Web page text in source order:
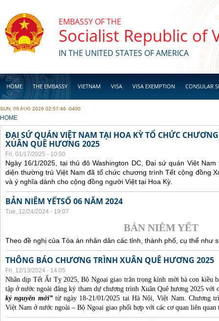
EMBASSY OF THE
Socialist Republic of
IN THE UNITED STATES OF AMERICA
HOME THE EMBASSY VIETNAM VISA VISA EXEMPTION CONSULAR
BUSINESS
SUN, 09 AUG 2026 02:57:46 -0400
YOU ARE HERE
HOME
ĐẠI SỨ QUÁN VIỆT NAM TẠI HOA KỲ TỔ CHỨC
XUÂN QUÊ HƯƠNG 2025
Fri, 01/17/2025 - 10:00
Ngày 16/1/2025, tại thủ đô Washington DC, Đại sứ quán Việt
diện thường trú Việt Nam đã tổ chức chương trình Tết cộng đồng
và ý nghĩa dành cho cộng đồng người Việt tại Hoa Kỳ.
BẢN NIÊM YẾTSỐ 06 NĂM 2024
Tue, 12/24/2024 - 19:07
BẢN NIÊM YẾT
Theo đề nghị của Tòa án nhân dân các tỉnh, thành phố, cụ thể như
THÔNG BÁO CHƯƠNG TRÌNH XUÂN QUÊ HƯƠNG 2025
Fri, 12/13/2024 - 14:05
Nhân dịp Tết Ất Tỵ 2025, Bộ Ngoại giao trân trọng kính mời bà con kiều
tập ở nước ngoài đăng ký tham dự chương trình Xuân Quê hương 2025 với
kỷ nguyên mới”từ ngày 18-21/01/2025 tại Hà Nội, Việt Nam. Chương
Việt Nam ở nước ngoài – Bộ Ngoại giao phối hợp với các cơ quan liên quan